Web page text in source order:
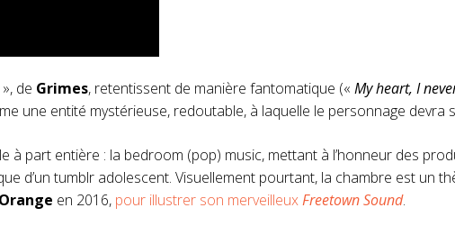
de Grimes, retentissent de manière fantomatique (« My heart, I
une entité mystérieuse, redoutable, à laquelle le personnage devra
à part entière : la bedroom (pop) music, mettant à l’honneur des
d’un tumblr adolescent. Visuellement pourtant, la chambre est un
en 2016, pour illustrer son merveilleuxFreetown Sound.